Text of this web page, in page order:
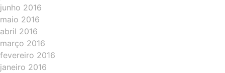
junho 2016
maio 2016
abril 2016
março 2016
fevereiro 2016
janeiro 2016